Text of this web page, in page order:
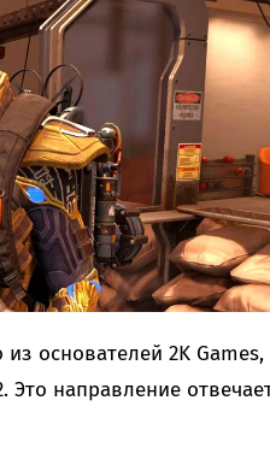
основателей 2K Games,
Это направление